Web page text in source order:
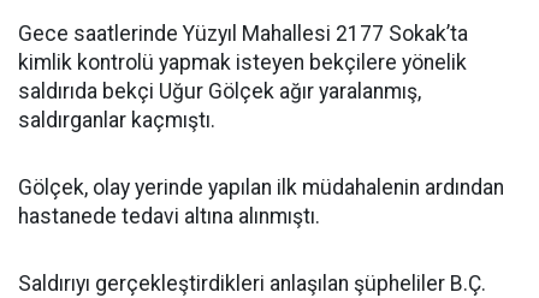
Gece saatlerinde Yüzyıl Mahallesi 2177 Sokak’ta
kimlik kontrolü yapmak isteyen bekçilere yönelik
saldırıda bekçi Uğur Gölçek ağır yaralanmış,
saldırganlar kaçmıştı.
Gölçek, olay yerinde yapılan ilk müdahalenin ardından
hastanede tedavi altına alınmıştı.
Saldırıyı gerçekleştirdikleri anlaşılan şüpheliler B.Ç.